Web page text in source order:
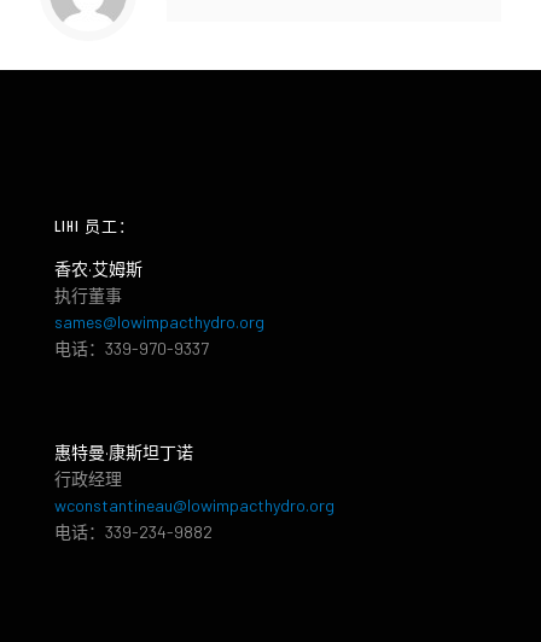
LIHI 员工：
香农·艾姆斯
执行董事
sames@lowimpacthydro.org
电话：339-970-9337
惠特曼·康斯坦丁诺
行政经理
wconstantineau@lowimpacthydro.org
电话：339-234-9882